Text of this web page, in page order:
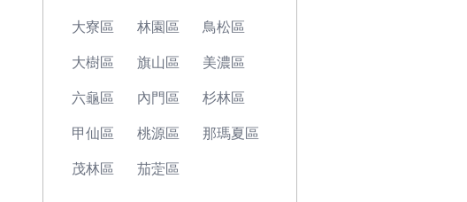
大寮區 林園區 鳥松區
大樹區 旗山區 美濃區
六龜區 內門區 杉林區
甲仙區 桃源區 那瑪夏區
茂林區 茄萣區